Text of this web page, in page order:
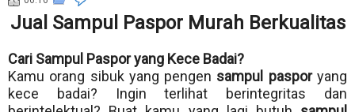
Jual Sampul Paspor Murah Berkualitas
Cari Sampul Paspor yang Kece Badai?
Kamu orang sibuk yang pengen sampul pasporyang
kece badai? Ingin terlihat berintegritas dan